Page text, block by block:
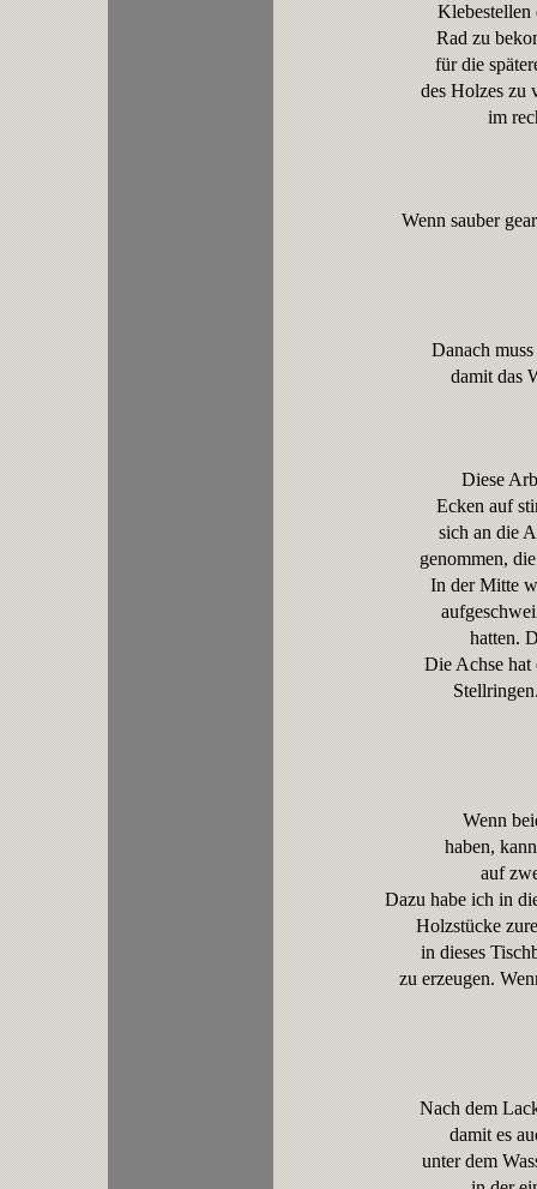
Klebestellen
Rad zu
für die
des Holzes zu
im
Wenn sauber
Danach
damit das
Diese
Ecken auf
sich an die
genommen,
In der Mitte
hatten.
Die Achse hat
Wenn
haben,
auf
Dazu habe ich in
Holzstücke
in dieses
zu erzeugen.
Nach dem
damit es
unter dem